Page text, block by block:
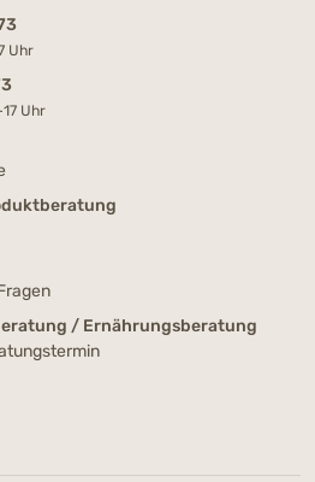
Uhr
Uhr
/ Ernährungsberatung